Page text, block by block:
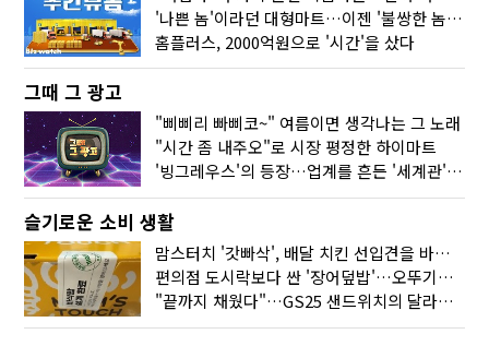
'나쁜 놈'이라던 대형마트…이젠 '불쌍한 놈' 됐다
홈플러스, 2000억원으로 '시간'을 샀다
그때 그 광고
"삐삐리 빠삐코~" 여름이면 생각나는 그 노래
"시간 좀 내주오"로 시장 평정한 하이마트
'빙그레우스'의 등장…업계를 흔든 '세계관' 마케팅
슬기로운 소비 생활
맘스터치 '갓빠삭', 배달 치킨 선입견을 바꿨다
편의점 도시락보다 싼 '장어덮밥'…오뚜기가 해냈다
"끝까지 채웠다"…GS25 샌드위치의 달라진 '속'사정